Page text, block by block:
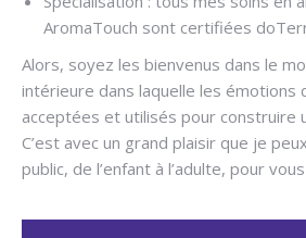
AromaTouch sont certifiées
Alors, soyez les bienvenus dans le
intérieure dans laquelle les émotions
acceptées et utilisés pour construire
C’est avec un grand plaisir que je
public, de l’enfant à l’adulte, pour